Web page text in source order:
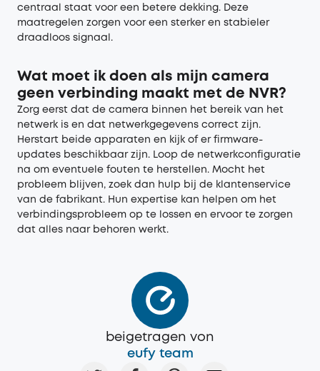
centraal staat voor een betere dekking. Deze
maatregelen zorgen voor een sterker en stabieler
draadloos signaal.
Wat moet ik doen als mijn camera
geen verbinding maakt met de NVR?
Zorg eerst dat de camera binnen het bereik van het
netwerk is en dat netwerkgegevens correct zijn.
Herstart beide apparaten en kijk of er firmware-
updates beschikbaar zijn. Loop de netwerkconfiguratie
na om eventuele fouten te herstellen. Mocht het
probleem blijven, zoek dan hulp bij de klantenservice
van de fabrikant. Hun expertise kan helpen om het
verbindingsprobleem op te lossen en ervoor te zorgen
dat alles naar behoren werkt.
beigetragen von
eufy team